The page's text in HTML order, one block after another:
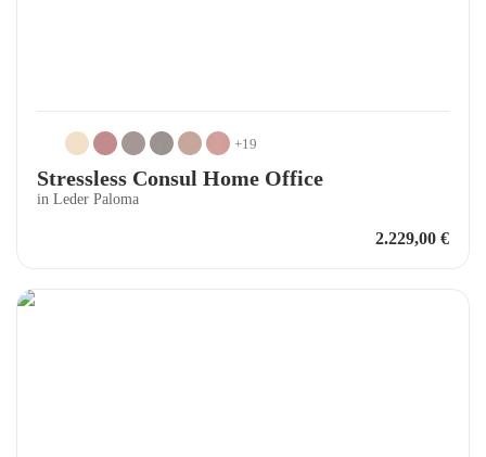
+19
Stressless Consul Home Office
in Leder Paloma
2.229,00 €